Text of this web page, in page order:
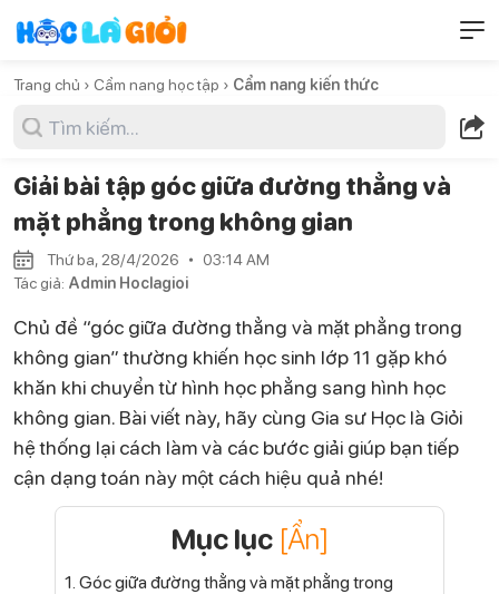
Trang chủ › Cẩm nang học tập › Cẩm nang kiến thức
Giải bài tập góc giữa đường thẳng và
mặt phẳng trong không gian
Thứ ba, 28/4/2026
03:14 AM
Tác giả: Admin Hoclagioi
Chủ đề “góc giữa đường thẳng và mặt phẳng trong
không gian” thường khiến học sinh lớp 11 gặp khó
khăn khi chuyển từ hình học phẳng sang hình học
không gian. Bài viết này, hãy cùng Gia sư Học là Giỏi
hệ thống lại cách làm và các bước giải giúp bạn tiếp
cận dạng toán này một cách hiệu quả nhé!
Mục lục [Ẩn]
1. Góc giữa đường thẳng và mặt phẳng trong